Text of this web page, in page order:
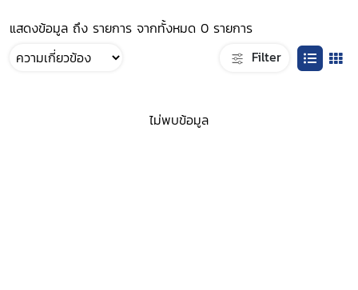
แสดงข้อมูล ถึง รายการ จากทั้งหมด 0 รายการ
Filter
ไม่พบข้อมูล